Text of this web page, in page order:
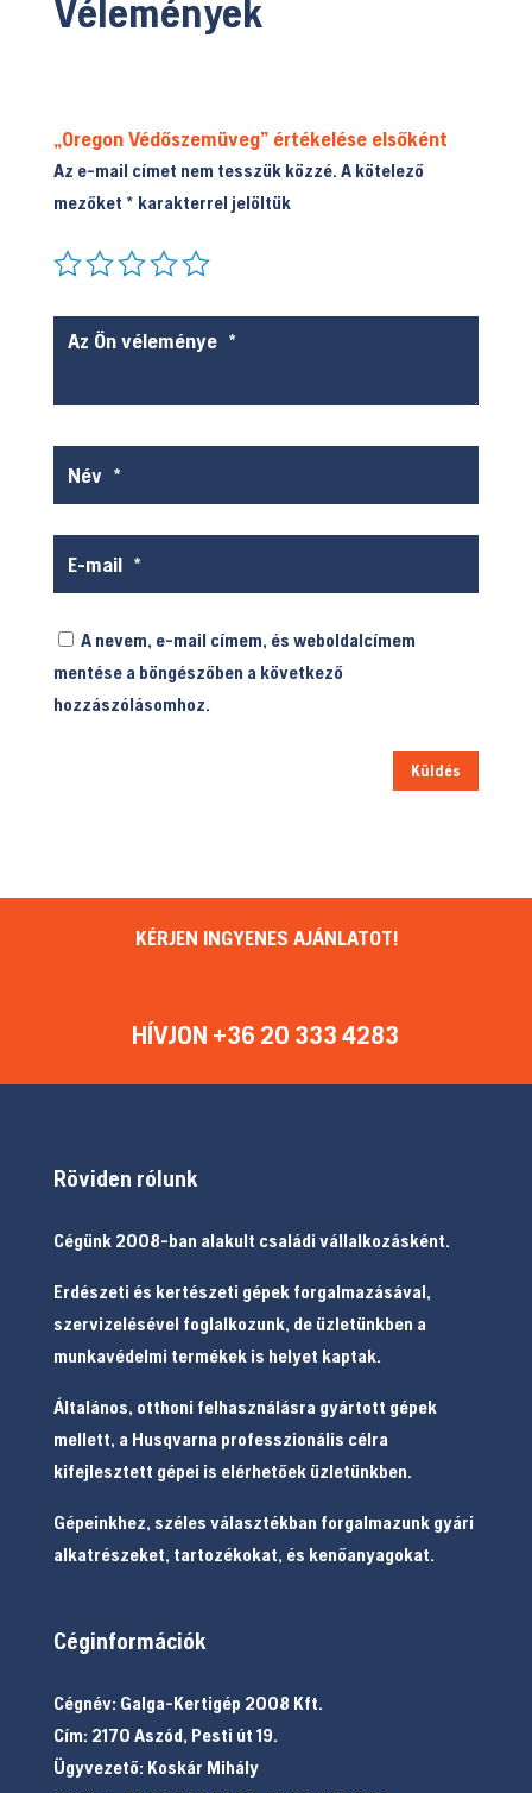
Vélemények
„Oregon Védőszemüveg” értékelése elsőként
Az e-mail címet nem tesszük közzé. A kötelező
mezőket * karakterrel jelöltük
A nevem, e-mail címem, és weboldalcímem
mentése a böngészőben a következő
hozzászólásomhoz.
Küldés
KÉRJEN INGYENES AJÁNLATOT!
HÍVJON +36 20 333 4283
Röviden rólunk
Cégünk 2008-ban alakult családi vállalkozásként.
Erdészeti és kertészeti gépek forgalmazásával,
szervizelésével foglalkozunk, de üzletünkben a
munkavédelmi termékek is helyet kaptak.
Általános, otthoni felhasználásra gyártott gépek
mellett, a Husqvarna professzionális célra
kifejlesztett gépei is elérhetőek üzletünkben.
Gépeinkhez, széles választékban forgalmazunk gyári
alkatrészeket, tartozékokat, és kenőanyagokat.
Céginformációk
Cégnév: Galga-Kertigép 2008 Kft.
Cím: 2170 Aszód, Pesti út 19.
Ügyvezető: Koskár Mihály